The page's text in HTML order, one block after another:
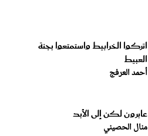
اتركوا الخرابيط واستمتعوا بجنة
العبيط
أحمد العرفج
عابرون لكن إلى الأبد
منال الحصيني